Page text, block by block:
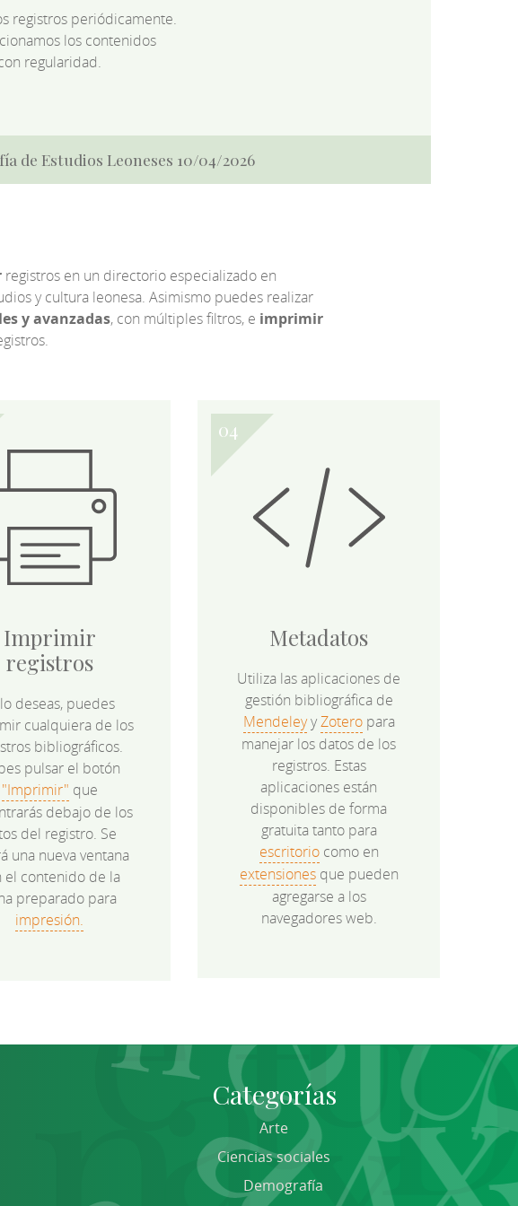
registros periódicamente.
los contenidos
regularidad.
de Estudios Leoneses 10/04/2026
registros en un directorio especializado en
y cultura leonesa. Asimismo puedes realizar
y avanzadas, con múltiples filtros, e imprimir
Imprimir
registros
deseas, puedes
cualquiera de los
bibliográficos.
pulsar el botón
"Imprimir" que
debajo de los
del registro. Se
una nueva ventana
el contenido de la
preparado para
impresión.
Metadatos
Utiliza las aplicaciones de
gestión bibliográfica de
MendeleyyZoteropara
manejar los datos de los
registros. Estas
aplicaciones están
disponibles de forma
gratuita tanto para
escritoriocomo en
extensionesque pueden
agregarse a los
navegadores web.
Categorías
Arte
Ciencias sociales
Demografía